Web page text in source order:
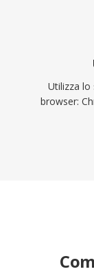
Utilizza
browser: